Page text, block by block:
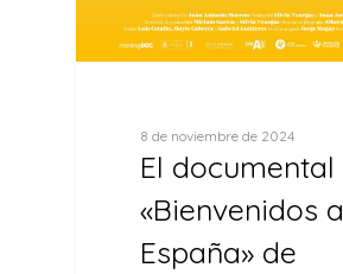
8 de noviembre de 2024
El documental
«Bienvenidos a
España» de